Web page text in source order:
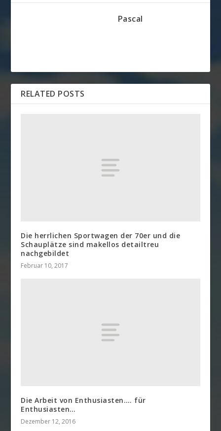
Pascal
RELATED POSTS
Die herrlichen Sportwagen der 70er und die
Schauplätze sind makellos detailtreu
nachgebildet
Februar 10, 2017
Die Arbeit von Enthusiasten…. für
Enthusiasten…
Dezember 12, 2016